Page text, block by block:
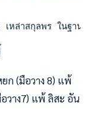
หล่าสกุลพร ในฐา
ก (มือวาง 8) แพ้
วาง7) แพ้ ลิสะ อัน